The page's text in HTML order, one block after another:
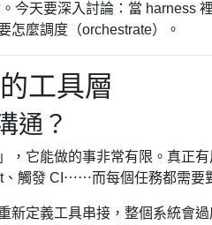
今天要深入討論：當 harness
怎麼調度（orchestrate）。
工具層
通？
，它能做的事非常有限。真正
、觸發 CI⋯⋯而每個任務都需要
新定義工具串接，整個系統會